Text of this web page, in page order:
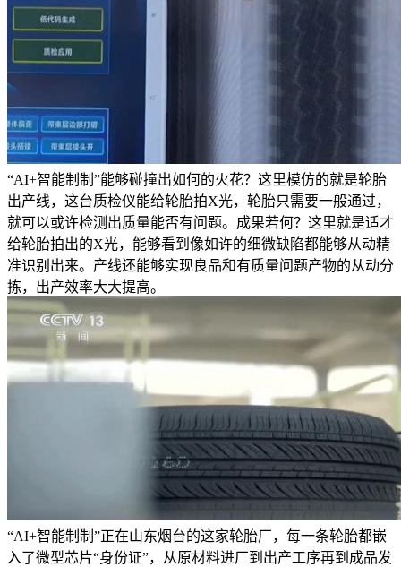
“AI+智能制制”能够碰撞出如何的火花？这里模仿的就是轮胎
出产线，这台质检仪能给轮胎拍X光，轮胎只需要一般通过，
就可以或许检测出质量能否有问题。成果若何？这里就是适才
给轮胎拍出的X光，能够看到像如许的细微缺陷都能够从动精
准识别出来。产线还能够实现良品和有质量问题产物的从动分
拣，出产效率大大提高。
“AI+智能制制”正在山东烟台的这家轮胎厂，每一条轮胎都嵌
入了微型芯片“身份证”，从原材料进厂到出产工序再到成品发